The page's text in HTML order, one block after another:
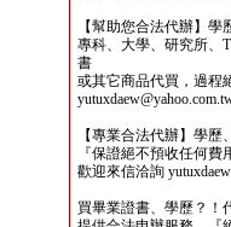
【幫助您合法代辦】
專科、大學、研究所、
書
或其它商品代買，過程
【專業合法代辦】學
『保證絕不預收任何
歡迎來信洽詢
買畢業證書、學歷？！